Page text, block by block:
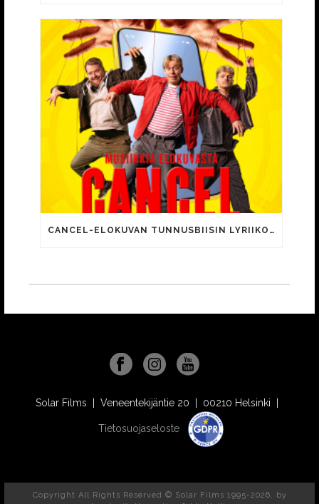
CANCEL-ELOKUVAN TUNNUSBIISIN LYRIIKOISSA TUTTUJA MEEMIHOKEMIA YOUTUBE-VIDEOILTA!
Solar Films | Veneentekijäntie 20 | 00210 Helsinki |
Tietosuojaseloste
Copyright All Rights Reserved © Solar Films 1995-2026, by